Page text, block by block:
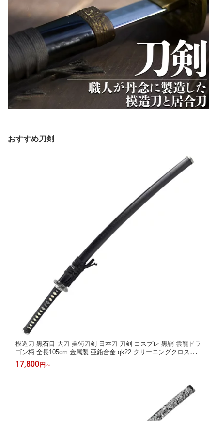
おすすめ刀剣
模造刀 黒石目 大刀 美術刀剣 日本刀 刀剣 コスプレ 黒鞘 雲龍ドラ
ゴン柄 全長105cm 金属製 亜鉛合金 qk22 クリーニングクロス付
しのびや
17,800 円 ～